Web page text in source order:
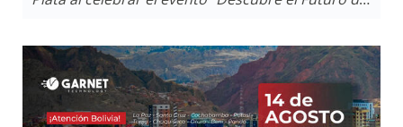
instaladores y empresas de monitoreo en una
jornada repleta de aprendizaje y networking en
elHotel Nuevo Ostende.